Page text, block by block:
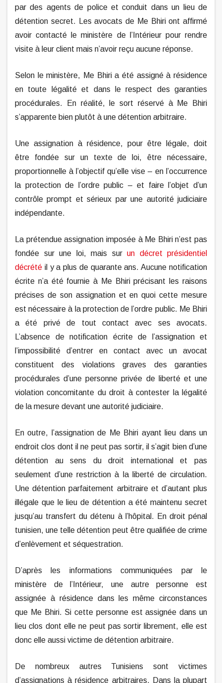
par des agents de police et conduit dans un lieu de
détention secret. Les avocats de Me Bhiri ont affirmé
avoir contacté le ministère de l’Intérieur pour rendre
visite à leur client mais n’avoir reçu aucune réponse.
Selon le ministère, Me Bhiri a été assigné à résidence
en toute légalité et dans le respect des garanties
procédurales. En réalité, le sort réservé à Me Bhiri
s’apparente bien plutôt à une détention arbitraire.
Une assignation à résidence, pour être légale, doit
être fondée sur un texte de loi, être nécessaire,
proportionnelle à l’objectif qu’elle vise – en l’occurrence
la protection de l’ordre public – et faire l’objet d’un
contrôle prompt et sérieux par une autorité judiciaire
indépendante.
La prétendue assignation imposée à Me Bhiri n’est pas
fondée sur une loi, mais sur un décret présidentiel
décrété il y a plus de quarante ans. Aucune notification
écrite n’a été fournie à Me Bhiri précisant les raisons
précises de son assignation et en quoi cette mesure
est nécessaire à la protection de l’ordre public. Me Bhiri
a été privé de tout contact avec ses avocats.
L’absence de notification écrite de l’assignation et
l’impossibilité d’entrer en contact avec un avocat
constituent des violations graves des garanties
procédurales d’une personne privée de liberté et une
violation concomitante du droit à contester la légalité
de la mesure devant une autorité judiciaire.
En outre, l’assignation de Me Bhiri ayant lieu dans un
endroit clos dont il ne peut pas sortir, il s’agit bien d’une
détention au sens du droit international et pas
seulement d’une restriction à la liberté de circulation.
Une détention parfaitement arbitraire et d’autant plus
illégale que le lieu de détention a été maintenu secret
jusqu’au transfert du détenu à l’hôpital. En droit pénal
tunisien, une telle détention peut être qualifiée de crime
d’enlèvement et séquestration.
D’après les informations communiquées par le
ministère de l’Intérieur, une autre personne est
assignée à résidence dans les même circonstances
que Me Bhiri. Si cette personne est assignée dans un
lieu clos dont elle ne peut pas sortir librement, elle est
donc elle aussi victime de détention arbitraire.
De nombreux autres Tunisiens sont victimes
d’assignations à résidence arbitraires. Dans la plupart